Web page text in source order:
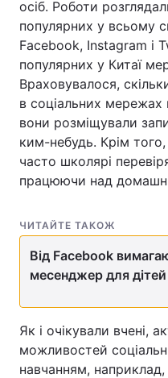
осіб. Роботи
популярних у всьому
Facebook, Instagram і
популярних у Китаї
Враховувалося,
в соціальних мережах
вони розміщували
ким-небудь. Крім того,
часто школярі
працюючи над
ЧИТАЙТЕ ТАКОЖ
Від Facebook
месенджер для дітей
Як і очікували вчені,
можливостей
навчанням, наприклад,